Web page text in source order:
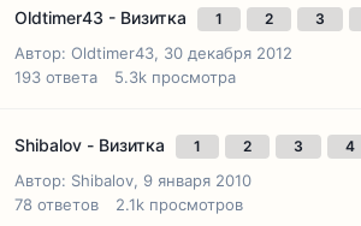
Oldtimer43 - Визитка 1 2 3
Автор: Oldtimer43, 30 декабря 2012
193 ответа 5.3k просмотра
Shibalov - Визитка 1 2 3 4
Автор: Shibalov, 9 января 2010
78 ответов 2.1k просмотров